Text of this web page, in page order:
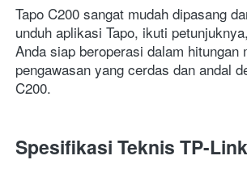
Tapo C200 sangat mudah dipasang
unduh aplikasi Tapo, ikuti
Anda siap beroperasi dalam hitungan
pengawasan yang cerdas dan andal
C200.
Spesifikasi Teknis TP-